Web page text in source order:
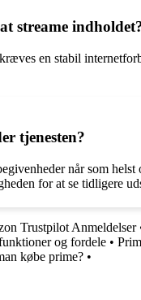
streame
en stabil
tjenesten?
når som helst
for at se tidligere
Trustpilot Anmeldelser
og fordele •
købe prime? •